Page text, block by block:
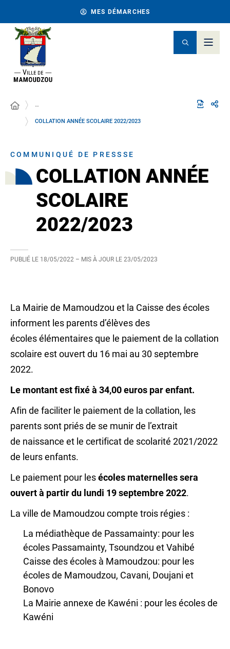
MES DÉMARCHES
…
COLLATION ANNÉE SCOLAIRE 2022/2023
COMMUNIQUÉ DE PRESSSE
COLLATION ANNÉE
SCOLAIRE
2022/2023
PUBLIÉ LE 18/05/2022 – MIS À JOUR LE 23/05/2023
La Mairie de Mamoudzou et la Caisse des écoles
informent les parents d’élèves des
écoles élémentaires que le paiement de la collation
scolaire est ouvert du 16 mai au 30 septembre
2022.
Le montant est fixé à 34,00 euros par enfant.
Afin de faciliter le paiement de la collation, les
parents sont priés de se munir de l’extrait
de naissance et le certificat de scolarité 2021/2022
de leurs enfants.
Le paiement pour lesécoles maternelles sera
ouvert à partir du lundi 19 septembre 2022.
La ville de Mamoudzou compte trois régies :
La médiathèque de Passamainty: pour les
écoles Passamainty, Tsoundzou et Vahibé
Caisse des écoles à Mamoudzou: pour les
écoles de Mamoudzou, Cavani, Doujani et
Bonovo
La Mairie annexe de Kawéni : pour les écoles de
Kawéni